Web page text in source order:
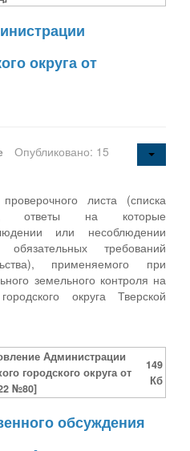
округа от
Опубликовано: 15
листа (списка
ответы на которые
или несоблюдении
требований
применяемого при
земельного контроля на
округа Тверской
Администрации
городского округа от
№80]
149
Кб
обсуждения